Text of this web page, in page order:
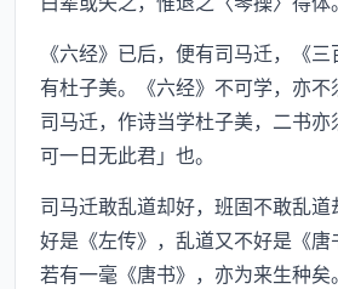
《六经》已后，便有司马迁，《
有杜子美。《六经》不可学，亦
司马迁，作诗当学杜子美，二书
可一日无此君」也。
司马迁敢乱道却好，班固不敢乱
好是《左传》，乱道又不好是《唐
若有一毫《唐书》，亦为来生种矣。